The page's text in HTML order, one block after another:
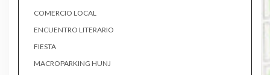
COMERCIO LOCAL
ENCUENTRO LITERARIO
FIESTA
MACROPARKING HUNJ